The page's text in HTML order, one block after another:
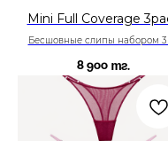
Mini Full Coverage
Бесшовные слипы набором
8 900 тг.